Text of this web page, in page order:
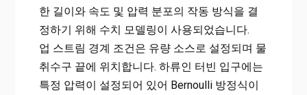
한 길이와 속도 및 압력 분포의 작동 방식을 결
정하기 위해 수치 모델링이 사용되었습니다.
업 스트림 경계 조건은 유량 소스로 설정되며 물
취수구 끝에 위치합니다. 하류인 터빈 입구에는
특정 압력이 설정되어 있어 Bernoulli 방정식이